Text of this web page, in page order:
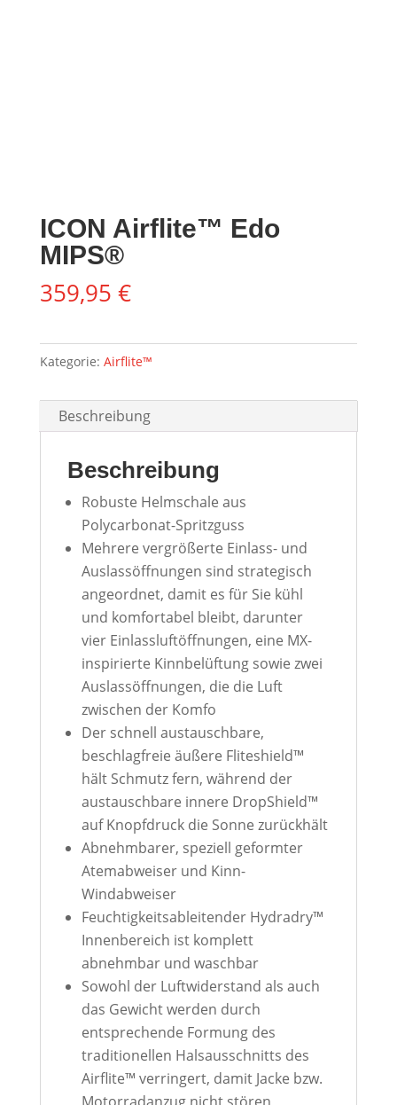
ICON Airflite™ Edo
MIPS®
359,95 €
Kategorie: Airflite™
Beschreibung
Beschreibung
Robuste Helmschale aus
Polycarbonat-Spritzguss
Mehrere vergrößerte Einlass- und
Auslassöffnungen sind strategisch
angeordnet, damit es für Sie kühl
und komfortabel bleibt, darunter
vier Einlassluftöffnungen, eine MX-
inspirierte Kinnbelüftung sowie zwei
Auslassöffnungen, die die Luft
zwischen der Komfo
Der schnell austauschbare,
beschlagfreie äußere Fliteshield™
hält Schmutz fern, während der
austauschbare innere DropShield™
auf Knopfdruck die Sonne zurückhält
Abnehmbarer, speziell geformter
Atemabweiser und Kinn-
Windabweiser
Feuchtigkeitsableitender Hydradry™
Innenbereich ist komplett
abnehmbar und waschbar
Sowohl der Luftwiderstand als auch
das Gewicht werden durch
entsprechende Formung des
traditionellen Halsausschnitts des
Airflite™ verringert, damit Jacke bzw.